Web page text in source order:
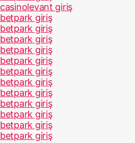
casinolevant giriş
betpark giriş
betpark giriş
betpark giriş
betpark giriş
betpark giriş
betpark giriş
betpark giriş
betpark giriş
betpark giriş
betpark giriş
betpark giriş
betpark giriş